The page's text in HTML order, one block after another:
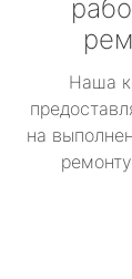
Наша
на